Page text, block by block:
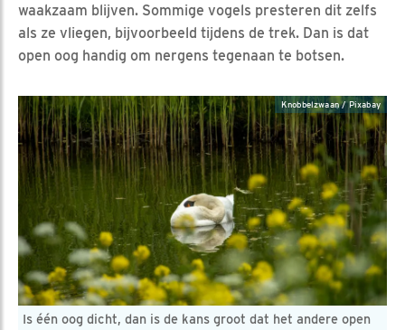
waakzaam blijven. Sommige vogels presteren dit zelfs
als ze vliegen, bijvoorbeeld tijdens de trek. Dan is dat
open oog handig om nergens tegenaan te botsen.
Is één oog dicht, dan is de kans groot dat het andere open
Knobbelzwaan / Pixabay